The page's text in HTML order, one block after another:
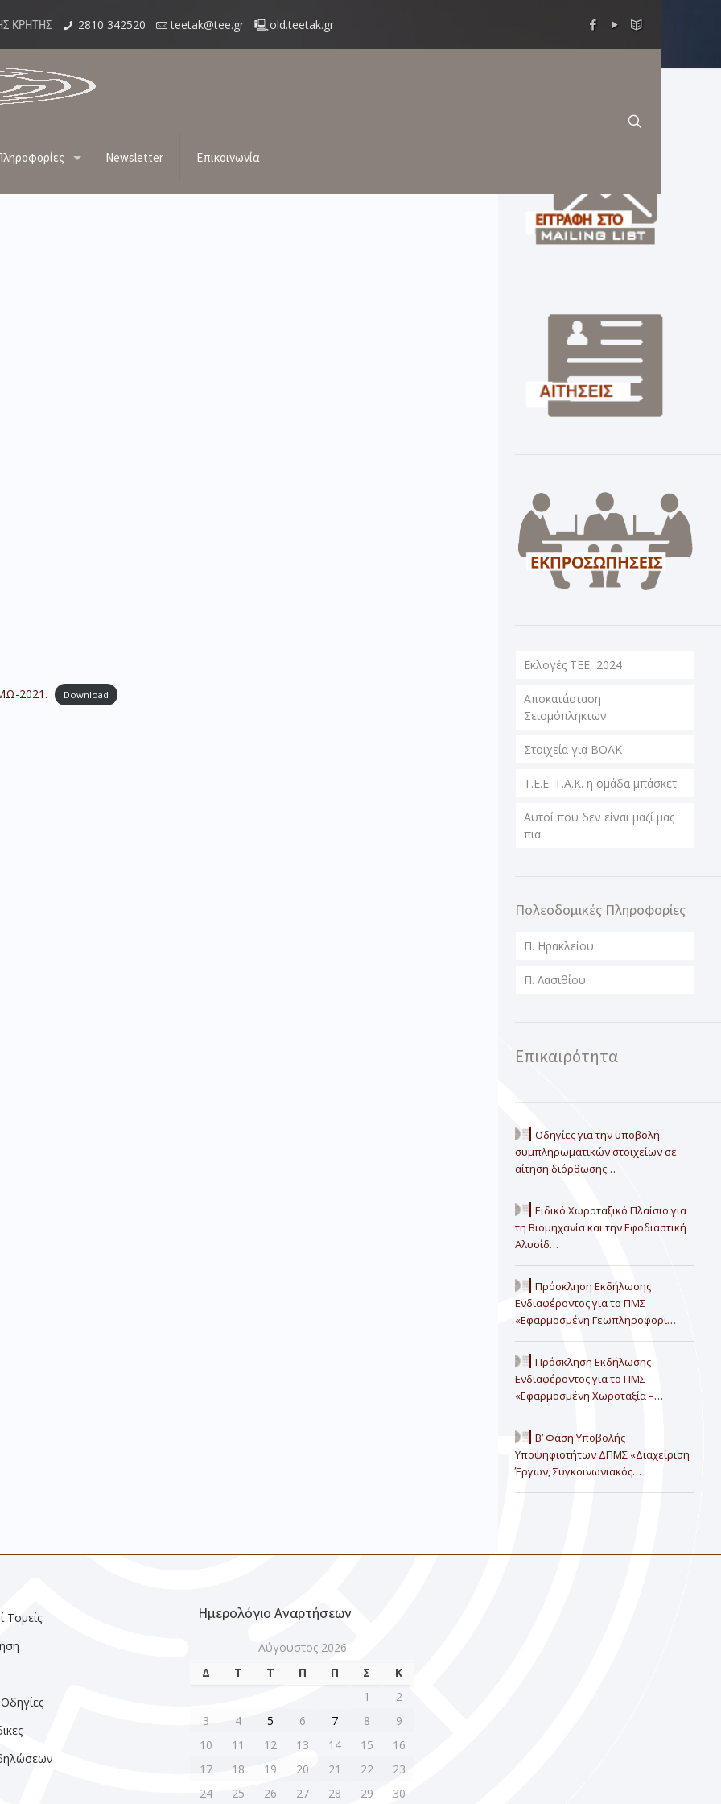
ΚΡΗΤΗΣ 2810 342520 teetak@tee.gr old.teetak.gr
Newsletter Επικοινωνία
ΗΤΚ του προγράμματος «ΕΞΟΙΚΟΝΟΜΩ 2021»
2021. Download
Εκλογές ΤΕΕ, 2024
Αποκατάσταση
Σεισμόπληκτων
Στοιχεία για ΒΟΑΚ
T.E.E. T.A.K. η ομάδα μπάσκετ
Αυτοί που δεν είναι μαζί μας
πια
Πολεοδομικές Πληροφορίες
Π. Ηρακλείου
Π. Λασιθίου
Επικαιρότητα
Οδηγίες για την υποβολή
συμπληρωματικών στοιχείων σε
αίτηση διόρθωσης…
Ειδικό Χωροταξικό Πλαίσιο για
τη Βιομηχανία και την Εφοδιαστική
Αλυσίδ…
Πρόσκληση Εκδήλωσης
Ενδιαφέροντος για το ΠΜΣ
«Εφαρμοσμένη Γεωπληροφορι…
Πρόσκληση Εκδήλωσης
Ενδιαφέροντος για το ΠΜΣ
«Εφαρμοσμένη Χωροταξία –…
Β’ Φάση Υποβολής
Υποψηφιοτήτων ΔΠΜΣ «Διαχείριση
Έργων, Συγκοινωνιακός…
Τομείς
Ημερολόγιο Αναρτήσεων
Αύγουστος 2026
Δ
Τ Τ Π Π Σ
Κ
1
2
3
4 5 6 7 8
9
10
11 12 13 14 15
16
17
18 19 20 21 22
23
24
25 26 27 28 29 30